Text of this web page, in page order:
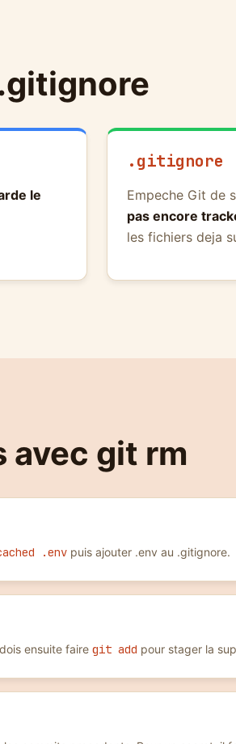
le
.gitignore
Empeche Git de
pas encore
les fichiers deja
avec git rm
.env puis ajouter .env au .gitignore.
ensuite faire git add pour stager la